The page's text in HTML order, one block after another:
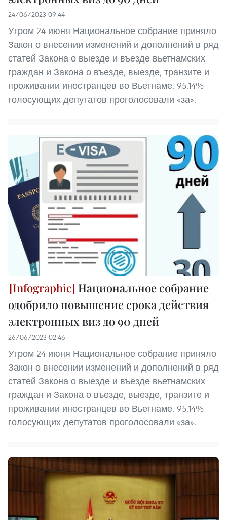
24/06/2023 09:44
Утром 24 июня Национальное собрание приняло
Закон о внесении изменений и дополнений в ряд
статей Закона о выезде и въезде вьетнамских
граждан и Закона о въезде, выезде, транзите и
проживании иностранцев во Вьетнаме. 95,14%
голосующих депутатов проголосовали «за».
Национальное собрание
одобрило повышение срока действия
электронных виз до 90 дней
26/06/2023 02:46
Утром 24 июня Национальное собрание приняло
Закон о внесении изменений и дополнений в ряд
статей Закона о выезде и въезде вьетнамских
граждан и Закона о въезде, выезде, транзите и
проживании иностранцев во Вьетнаме. 95,14%
голосующих депутатов проголосовали «за».